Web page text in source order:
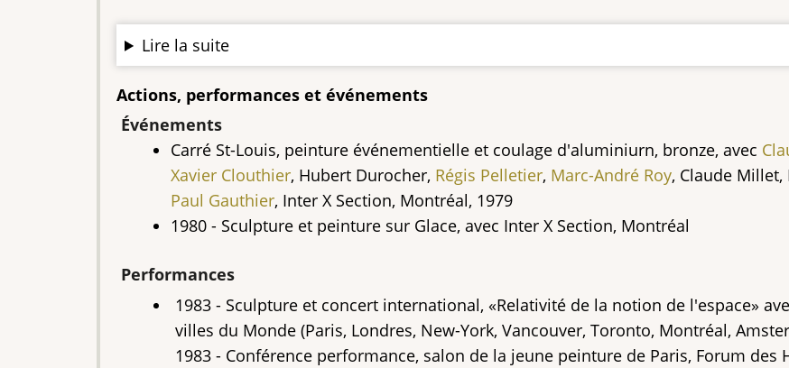
Lire la suite
Actions, performances et événements
Événements
Carré St-Louis, peinture événementielle et coulage d'aluminiurn, bronze, avec
Xavier Clouthier, Hubert Durocher, Régis Pelletier, Marc-André Roy, Claude Millet,
Paul Gauthier, Inter X Section, Montréal, 1979
1980 - Sculpture et peinture sur Glace, avec Inter X Section, Montréal
Performances
1983 - Sculpture et concert international, «Relativité de la notion de l'espace»
villes du Monde (Paris, Londres, New-York, Vancouver, Toronto, Montréal,
1983 - Conférence performance, salon de la jeune peinture de Paris, Forum